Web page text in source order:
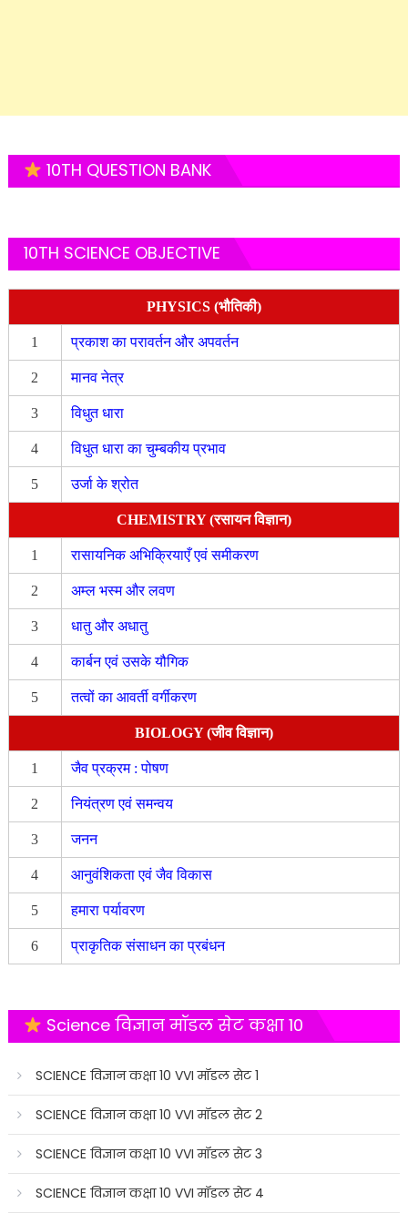
10TH QUESTION BANK
10TH SCIENCE OBJECTIVE
PHYSICS (भौतिकी)
1 प्रकाश का परावर्तन और अपवर्तन
2 मानव नेत्र
3 विधुत धारा
4 विधुत धारा का चुम्बकीय प्रभाव
5 उर्जा के श्रोत
CHEMISTRY (रसायन विज्ञान)
1 रासायनिक अभिक्रियाएँ एवं समीकरण
2 अम्ल भस्म और लवण
3 धातु और अधातु
4 कार्बन एवं उसके यौगिक
5 तत्वों का आवर्ती वर्गीकरण
BIOLOGY (जीव विज्ञान)
1 जैव प्रक्रम : पोषण
2 नियंत्रण एवं समन्वय
3 जनन
4 आनुवंशिकता एवं जैव विकास
5 हमारा पर्यावरण
6 प्राकृतिक संसाधन का प्रबंधन
Science विज्ञान मॉडल सेट कक्षा 10
SCIENCE विज्ञान कक्षा 10 VVI मॉडल सेट 1
SCIENCE विज्ञान कक्षा 10 VVI मॉडल सेट 2
SCIENCE विज्ञान कक्षा 10 VVI मॉडल सेट 3
SCIENCE विज्ञान कक्षा 10 VVI मॉडल सेट 4